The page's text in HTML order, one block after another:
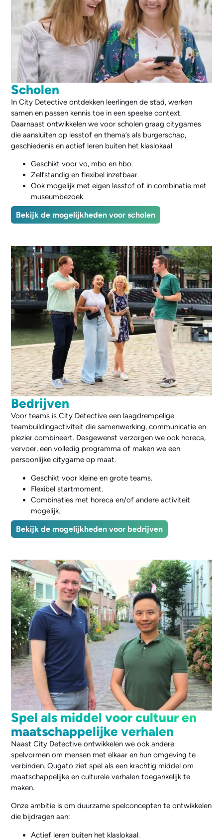
Scholen
In City Detective ontdekken leerlingen de stad, werken
samen en passen kennis toe in een speelse context.
Daarnaast ontwikkelen we voor scholen graag citygames
die aansluiten op lesstof en thema’s als burgerschap,
geschiedenis en actief leren buiten het klaslokaal.
Geschikt voor vo, mbo en hbo.
Zelfstandig en flexibel inzetbaar.
Ook mogelijk met eigen lesstof of in combinatie met
museumbezoek.
Bekijk de mogelijkheden voor scholen
Bedrijven
Voor teams is City Detective een laagdrempelige
teambuildingactiviteit die samenwerking, communicatie en
plezier combineert. Desgewenst verzorgen we ook horeca,
vervoer, een volledig programma of maken we een
persoonlijke citygame op maat.
Geschikt voor kleine en grote teams.
Flexibel startmoment.
Combinaties met horeca en/of andere activiteit
mogelijk.
Bekijk de mogelijkheden voor bedrijven
Spel als middel voor cultuur en
maatschappelijke verhalen
Naast City Detective ontwikkelen we ook andere
spelvormen om mensen met elkaar en hun omgeving te
verbinden. Qugato ziet spel als een krachtig middel om
maatschappelijke en culturele verhalen toegankelijk te
maken.
Onze ambitie is om duurzame spelconcepten te ontwikkelen
die bijdragen aan:
Actief leren buiten het klaslokaal.